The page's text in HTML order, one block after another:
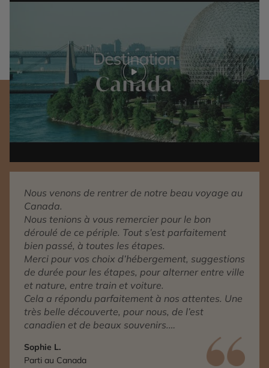
Play video
Nous venons de rentrer de notre beau voyage au
Canada.
Nous tenions à vous remercier pour le bon
déroulé de ce périple. Tout s’est parfaitement
bien passé, à toutes les étapes.
Merci pour vos choix d’hébergement, suggestions
de durée pour les étapes, pour alterner entre ville
et nature, entre train et voiture.
Cela a répondu parfaitement à nos attentes. Une
très belle découverte, pour nous, de l’est
canadien et de beaux souvenirs.
conciergerie auquel nous avons fait appel pour
confirmer un rendez-vous.
Sophie L.
Parti au Canada